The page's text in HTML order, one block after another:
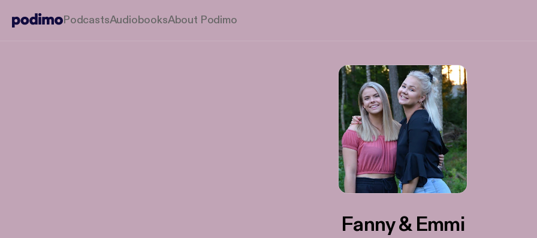
PodcastsAudiobooksAbout Podimo
Fanny & Emmi